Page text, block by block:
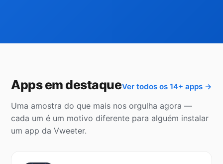
Apps em destaqueVer todos os 14+ apps →
Uma amostra do que mais nos orgulha agora —
cada um é um motivo diferente para alguém instalar
um app da Vweeter.